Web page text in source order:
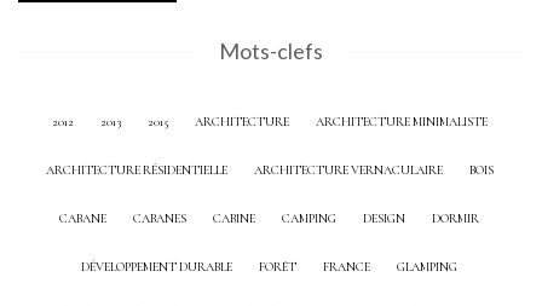
Mots-clefs
2012 2013 2015 ARCHITECTURE ARCHITECTURE MINIMALISTE
ARCHITECTURE RÉSIDENTIELLE ARCHITECTURE VERNACULAIRE BOIS
CABANE CABANES CABINE CAMPING DESIGN DORMIR
DÉVELOPPEMENT DURABLE FORÊT FRANCE GLAMPING